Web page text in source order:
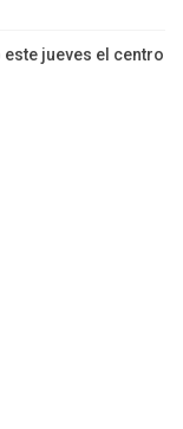
jueves el centro